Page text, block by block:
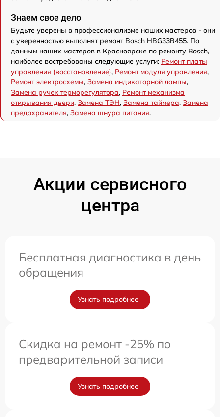
Знаем свое дело
Будьте уверены в профессионализме наших мастеров - они
с уверенностью выполнят ремонт Bosch HBG33B455. По
данным наших мастеров в Красноярске по ремонту Bosch,
наиболее востребованы следующие услуги: Ремонт платы
управления (восстановление), Ремонт модуля управления,
Ремонт электросхемы, Замена индикаторной лампы,
Замена ручек терморегулятора, Ремонт механизма
открывания двери, Замена ТЭН, Замена таймера, Замена
предохранителя, Замена шнура питания.
Акции сервисного
центра
Бесплатная диагностика в день
обращения
Узнать подробнее
Скидка на ремонт -25% по
предварительной записи
Узнать подробнее